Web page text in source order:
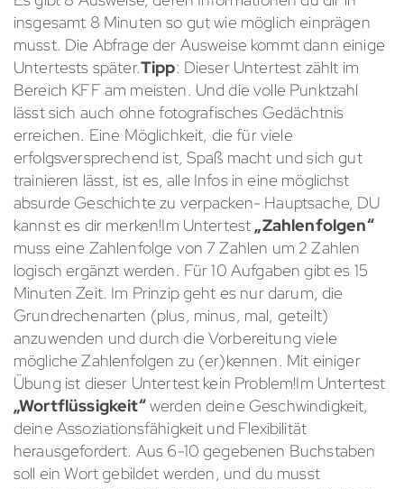
insgesamt 8 Minuten so gut wie möglich einprägen
musst. Die Abfrage der Ausweise kommt dann einige
Untertests später.Tipp: Dieser Untertest zählt im
Bereich KFF am meisten. Und die volle Punktzahl
lässt sich auch ohne fotografisches Gedächtnis
erreichen. Eine Möglichkeit, die für viele
erfolgsversprechend ist, Spaß macht und sich gut
trainieren lässt, ist es, alle Infos in eine möglichst
absurde Geschichte zu verpacken- Hauptsache, DU
kannst es dir merken!Im Untertest „Zahlenfolgen“
muss eine Zahlenfolge von 7 Zahlen um 2 Zahlen
logisch ergänzt werden. Für 10 Aufgaben gibt es 15
Minuten Zeit. Im Prinzip geht es nur darum, die
Grundrechenarten (plus, minus, mal, geteilt)
anzuwenden und durch die Vorbereitung viele
mögliche Zahlenfolgen zu (er)kennen. Mit einiger
Übung ist dieser Untertest kein Problem!Im Untertest
„Wortflüssigkeit“werden deine Geschwindigkeit,
deine Assoziationsfähigkeit und Flexibilität
herausgefordert. Aus 6-10 gegebenen Buchstaben
soll ein Wort gebildet werden, und du musst